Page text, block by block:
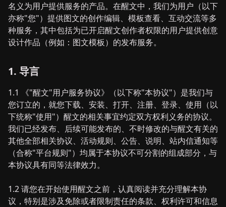
名义为用户提供服务的产品。在醒文中，我们为用户（以下
亦称"您"）提供图文的创作编辑、模板查看、互动交流等多
种服务，其中包括为已开启醒文创作者权限的用户提供创意
设计作品（例如：图文模板）的发布服务。
1. 导言
1.1 《"醒文"用户服务协议》（以下称"本协议"）是我们与
您订立的，就您下载、安装、打开、注册、登录、使用（以
下统称"使用"）醒文的相关事宜约定双方权利义务的协议。
我们已经发布、后续可能发布的、不时修改的与醒文有关的
其他全部相关协议、活动规则、公告、说明、站内信通知等
（合称"平台规则"）均属于本协议不可分割的组成部分，与
本协议具有同等法律效力。
1.2 请您在开始使用醒文之前，认真阅读并充分理解本协
议，特别是涉及免除或者限制责任的条款、权利许可和信息